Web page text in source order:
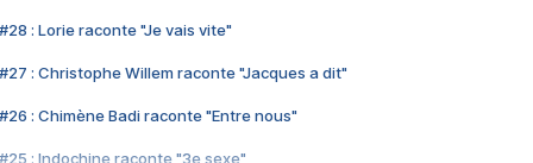
#28 : Lorie raconte "Je vais vite"
#27 : Christophe Willem raconte "Jacques a dit"
#26 : Chimène Badi raconte "Entre nous"
#25 : Indochine raconte "3e sexe"